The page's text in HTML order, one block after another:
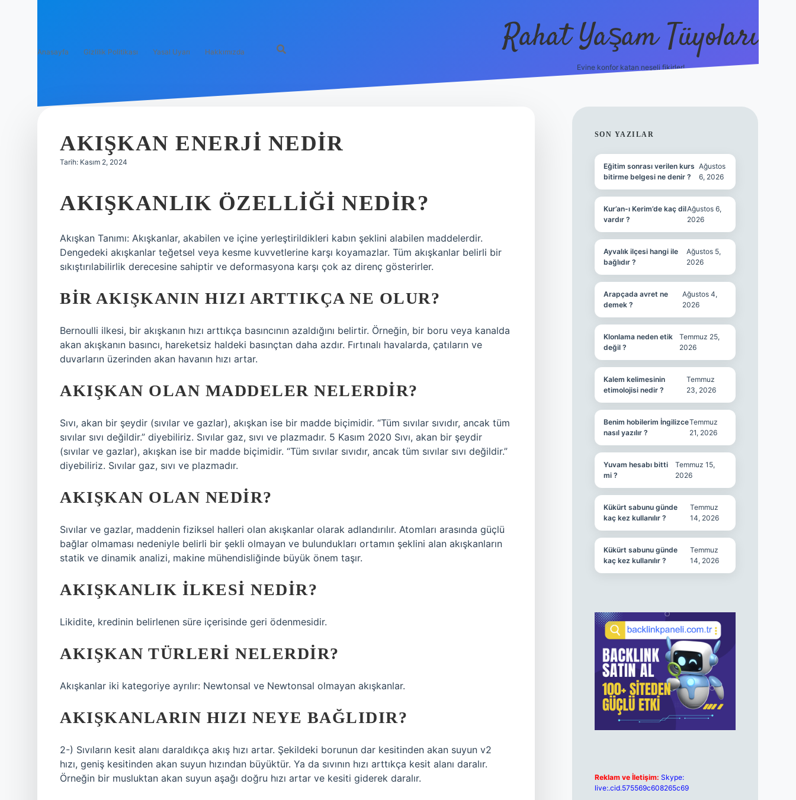
Anasayfa Gizlilik Politikası Yasal Uyarı Hakkımızda Rahat Yaşam Tüyoları
Evine konfor katan neşeli fikirler!
AKIŞKAN ENERJI NEDIR
Tarih: Kasım 2, 2024
AKIŞKANLIK ÖZELLIĞI NEDIR?
Akışkan Tanımı: Akışkanlar, akabilen ve içine yerleştirildikleri kabın şeklini alabilen maddelerdir.
Dengedeki akışkanlar teğetsel veya kesme kuvvetlerine karşı koyamazlar. Tüm akışkanlar belirli bir
sıkıştırılabilirlik derecesine sahiptir ve deformasyona karşı çok az direnç gösterirler.
BIR AKIŞKANIN HIZI ARTTIKÇA NE OLUR?
Bernoulli ilkesi, bir akışkanın hızı arttıkça basıncının azaldığını belirtir. Örneğin, bir boru veya kanalda
akan akışkanın basıncı, hareketsiz haldeki basınçtan daha azdır. Fırtınalı havalarda, çatıların ve
duvarların üzerinden akan havanın hızı artar.
AKIŞKAN OLAN MADDELER NELERDIR?
Sıvı, akan bir şeydir (sıvılar ve gazlar), akışkan ise bir madde biçimidir. “Tüm sıvılar sıvıdır, ancak tüm
sıvılar sıvı değildir.” diyebiliriz. Sıvılar gaz, sıvı ve plazmadır. 5 Kasım 2020 Sıvı, akan bir şeydir
(sıvılar ve gazlar), akışkan ise bir madde biçimidir. “Tüm sıvılar sıvıdır, ancak tüm sıvılar sıvı değildir.”
diyebiliriz. Sıvılar gaz, sıvı ve plazmadır.
AKIŞKAN OLAN NEDIR?
Sıvılar ve gazlar, maddenin fiziksel halleri olan akışkanlar olarak adlandırılır. Atomları arasında güçlü
bağlar olmaması nedeniyle belirli bir şekli olmayan ve bulundukları ortamın şeklini alan akışkanların
statik ve dinamik analizi, makine mühendisliğinde büyük önem taşır.
AKIŞKANLIK ILKESI NEDIR?
Likidite, kredinin belirlenen süre içerisinde geri ödenmesidir.
AKIŞKAN TÜRLERI NELERDIR?
Akışkanlar iki kategoriye ayrılır: Newtonsal ve Newtonsal olmayan akışkanlar.
AKIŞKANLARIN HIZI NEYE BAĞLIDIR?
2-) Sıvıların kesit alanı daraldıkça akış hızı artar. Şekildeki borunun dar kesitinden akan suyun v2
hızı, geniş kesitinden akan suyun hızından büyüktür. Ya da sıvının hızı arttıkça kesit alanı daralır.
Örneğin bir musluktan akan suyun aşağı doğru hızı artar ve kesiti giderek daralır.
SIDEBAR
SON YAZILAR
Eğitim sonrası verilen kurs
bitirme belgesi ne denir ?
Ağustos
6, 2026
Kur’an-ı Kerim’de kaç dil
vardır ?
Ağustos 6,
2026
Ayvalık ilçesi hangi ile
bağlıdır ?
Ağustos 5,
2026
Arapçada avret ne
demek ?
Ağustos 4,
2026
Klonlama neden etik
değil ?
Temmuz 25,
2026
Kalem kelimesinin
etimolojisi nedir ?
Temmuz
23, 2026
Benim hobilerim İngilizce
nasıl yazılır ?
Temmuz
21, 2026
Yuvam hesabı bitti
mi ?
Temmuz 15,
2026
Kükürt sabunu günde
kaç kez kullanılır ?
Temmuz
14, 2026
Kükürt sabunu günde
kaç kez kullanılır ?
Temmuz
14, 2026
Reklam ve İletişim: Skype:
live:.cid.575569c608265c69
ilbet canlı maç